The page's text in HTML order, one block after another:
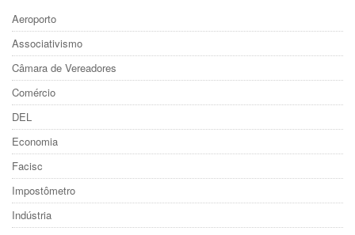
Aeroporto
Associativismo
Câmara de Vereadores
Comércio
DEL
Economia
Facisc
Impostômetro
Indústria